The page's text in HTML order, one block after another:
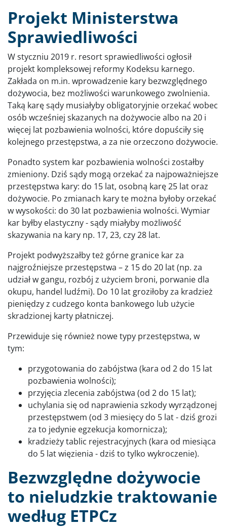
Projekt Ministerstwa
Sprawiedliwości
W styczniu 2019 r. resort sprawiedliwości ogłosił
projekt kompleksowej reformy Kodeksu karnego.
Zakłada on m.in. wprowadzenie kary bezwzględnego
dożywocia, bez możliwości warunkowego zwolnienia.
Taką karę sądy musiałyby obligatoryjnie orzekać wobec
osób wcześniej skazanych na dożywocie albo na 20 i
więcej lat pozbawienia wolności, które dopuściły się
kolejnego przestępstwa, a za nie orzeczono dożywocie.
Ponadto system kar pozbawienia wolności zostałby
zmieniony. Dziś sądy mogą orzekać za najpoważniejsze
przestępstwa kary: do 15 lat, osobną karę 25 lat oraz
dożywocie. Po zmianach kary te można byłoby orzekać
w wysokości: do 30 lat pozbawienia wolności. Wymiar
kar byłby elastyczny - sądy miałyby możliwość
skazywania na kary np. 17, 23, czy 28 lat.
Projekt podwyższałby też górne granice kar za
najgroźniejsze przestępstwa – z 15 do 20 lat (np. za
udział w gangu, rozbój z użyciem broni, porwanie dla
okupu, handel ludźmi). Do 10 lat groziłoby za kradzież
pieniędzy z cudzego konta bankowego lub użycie
skradzionej karty płatniczej.
Przewiduje się również nowe typy przestępstwa, w
tym:
przygotowania do zabójstwa (kara od 2 do 15 lat
pozbawienia wolności);
przyjęcia zlecenia zabójstwa (od 2 do 15 lat);
uchylania się od naprawienia szkody wyrządzonej
przestępstwem (od 3 miesięcy do 5 lat - dziś grozi
za to jedynie egzekucja komornicza);
kradzieży tablic rejestracyjnych (kara od miesiąca
do 5 lat więzienia - dziś to tylko wykroczenie).
Bezwzględne dożywocie
to nieludzkie traktowanie
według ETPCz